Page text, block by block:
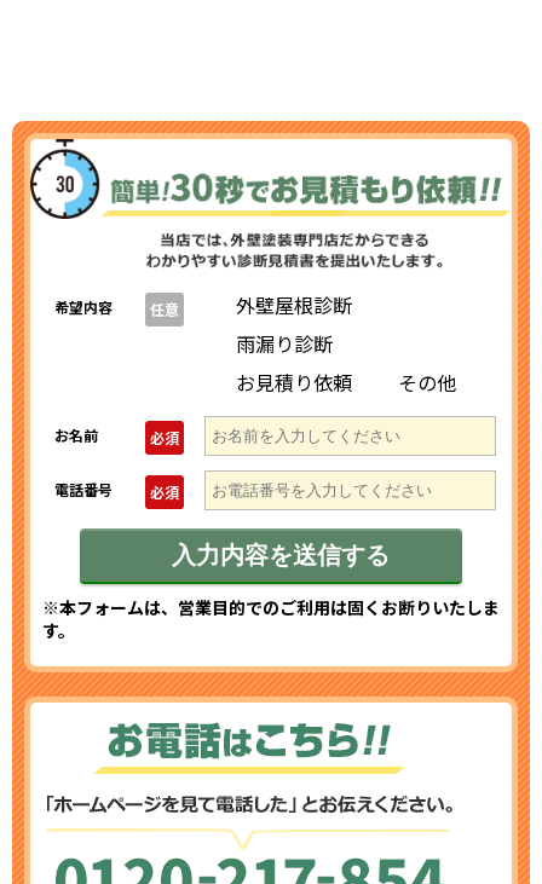
希望内容 任意
外壁屋根診断
雨漏り診断
お見積り依頼
その他
お名前 必須
電話番号 必須
※本フォームは、営業目的でのご利用は固くお断りいたしま
す。